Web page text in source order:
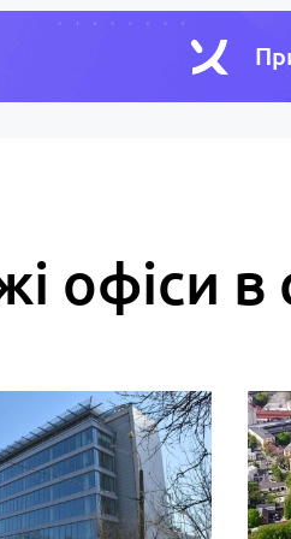
офіси в